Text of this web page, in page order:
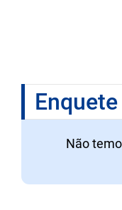
Enquete
Não